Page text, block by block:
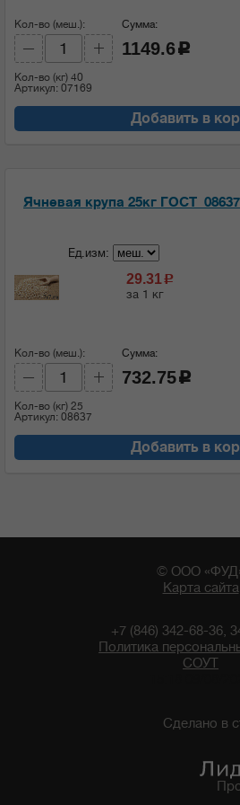
Кол-во (меш.):
Кол-во (кг) 40
Артикул: 07169
Сумма:
1149.6 c
Добавить в
Ячневая крупа 25кг ГОСТ_08637
Ед.изм:
29.31c
за 1 кг
Кол-во (меш.):
Кол-во (кг) 25
Артикул: 08637
Сумма:
732.75 c
Добавить в
© ООО
Карта сайта
+7 (846) 342-68-36,
Политика
СОУТ
Сделано в